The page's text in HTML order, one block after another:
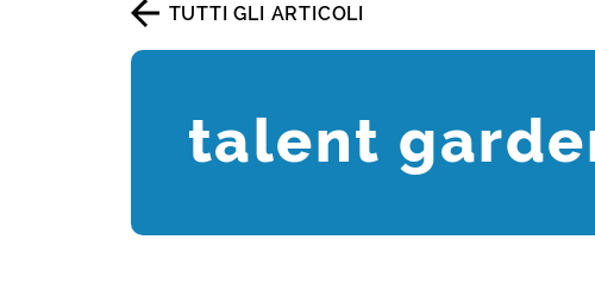
TUTTI GLI ARTICOLI
talent